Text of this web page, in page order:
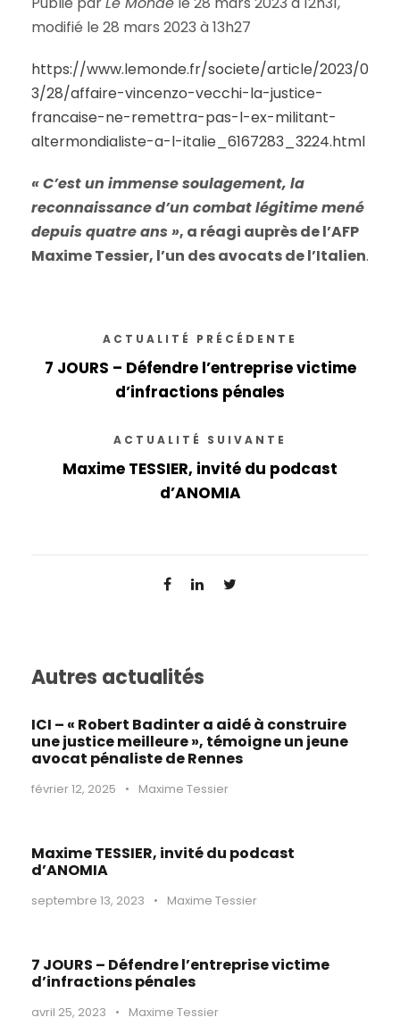
modifié le 28 mars 2023 à 13h27
https://www.lemonde.fr/societe/article/2023/0
3/28/affaire-vincenzo-vecchi-la-justice-
francaise-ne-remettra-pas-l-ex-militant-
altermondialiste-a-l-italie_6167283_3224.html
« C’est un immense soulagement, la
reconnaissance d’un combat légitime mené
depuis quatre ans », a réagi auprès de l’AFP
Maxime Tessier, l’un des avocats de l’Italien.
ACTUALITÉ PRÉCÉDENTE
7 JOURS – Défendre l’entreprise victime
d’infractions pénales
ACTUALITÉ SUIVANTE
Maxime TESSIER, invité du podcast
d’ANOMIA
Autres actualités
ICI – « Robert Badinter a aidé à construire
une justice meilleure », témoigne un jeune
avocat pénaliste de Rennes
février 12, 2025 • Maxime Tessier
Maxime TESSIER, invité du podcast
d’ANOMIA
septembre 13, 2023 • Maxime Tessier
7 JOURS – Défendre l’entreprise victime
d’infractions pénales
avril 25, 2023 • Maxime Tessier